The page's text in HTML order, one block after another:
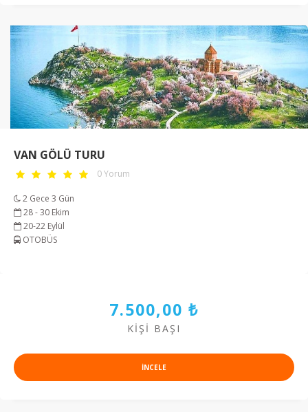
VAN GÖLÜ TURU
0 Yorum
2 Gece 3 Gün
28 - 30 Ekim
20-22 Eylül
OTOBÜS
7.500,00 ₺
KIŞI BAŞI
INCELE